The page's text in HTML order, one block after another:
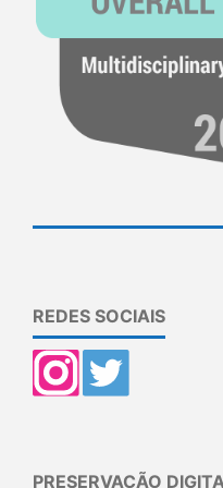
REDES SOCIAIS
PRESERVAÇÃO